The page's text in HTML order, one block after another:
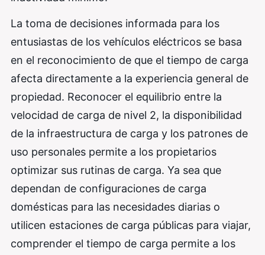
La toma de decisiones informada para los
entusiastas de los vehículos eléctricos se basa
en el reconocimiento de que el tiempo de carga
afecta directamente a la experiencia general de
propiedad. Reconocer el equilibrio entre la
velocidad de carga de nivel 2, la disponibilidad
de la infraestructura de carga y los patrones de
uso personales permite a los propietarios
optimizar sus rutinas de carga. Ya sea que
dependan de configuraciones de carga
domésticas para las necesidades diarias o
utilicen estaciones de carga públicas para viajar,
comprender el tiempo de carga permite a los